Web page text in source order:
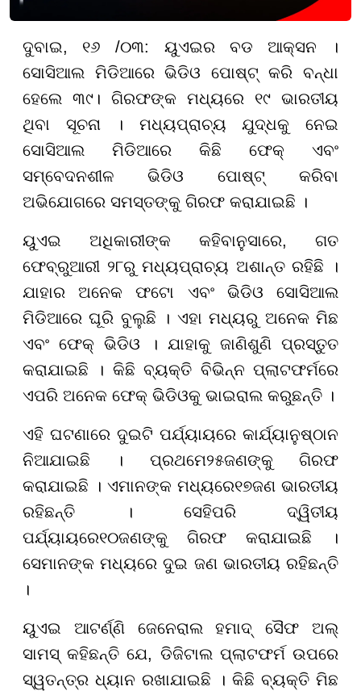
ଦୁବାଇ, ୧୬ /୦୩: ୟୁଏଇର ବଡ ଆକ୍ସନ ।
ସୋସିଆଲ ମିଡିଆରେ ଭିଡିଓ ପୋଷ୍ଟ୍ କରି ବନ୍ଧା
ହେଲେ ୩୯ । ଗିରଫଙ୍କ ମଧ୍ୟରେ ୧୯ ଭାରତୀୟ
ଥିବା ସୂଚନା । ମଧ୍ୟପ୍ରାଚ୍ୟ ଯୁଦ୍ଧକୁ ନେଇ
ସୋସିଆଲ ମିଡିଆରେ କିଛି ଫେକ୍ ଏବଂ
ସମ୍ବେଦନଶୀଳ ଭିଡିଓ ପୋଷ୍ଟ୍ କରିବା
ଅଭିଯୋଗରେ ସମସ୍ତଙ୍କୁ ଗିରଫ କରାଯାଇଛି ।
ୟୁଏଇ ଅଧିକାରୀଙ୍କ କହିବାନୁସାରେ, ଗତ
ଫେବ୍ରୁଆରୀ ୨୮ରୁ ମଧ୍ୟପ୍ରାଚ୍ୟ ଅଶାନ୍ତ ରହିଛି ।
ଯାହାର ଅନେକ ଫଟୋ ଏବଂ ଭିଡିଓ ସୋସିଆଲ
ମିଡିଆରେ ଘୂରି ବୁଲୁଛି । ଏହା ମଧ୍ୟରୁ ଅନେକ ମିଛ
ଏବଂ ଫେକ୍ ଭିଡିଓ । ଯାହାକୁ ଜାଣିଶୁଣି ପ୍ରସ୍ତୁତ
କରାଯାଇଛି । କିଛି ବ୍ୟକ୍ତି ବିଭିନ୍ନ ପ୍ଲାଟଫର୍ମରେ
ଏପରି ଅନେକ ଫେକ୍ ଭିଡିଓକୁ ଭାଇରାଲ କରୁଛନ୍ତି ।
ଏହି ଘଟଣାରେ ଦୁଇଟି ପର୍ଯ୍ୟାୟରେ କାର୍ଯ୍ୟାନୁଷ୍ଠାନ
ନିଆଯାଇଛି । ପ୍ରଥମେ୨୫ଜଣଙ୍କୁ ଗିରଫ
କରାଯାଇଛି । ଏମାନଙ୍କ ମଧ୍ୟରେ୧୭ଜଣ ଭାରତୀୟ
ରହିଛନ୍ତି । ସେହିପରି ଦ୍ୱିତୀୟ
ପର୍ଯ୍ୟାୟରେ୧୦ଜଣଙ୍କୁ ଗିରଫ କରାଯାଇଛି ।
ସେମାନଙ୍କ ମଧ୍ୟରେ ଦୁଇ ଜଣ ଭାରତୀୟ ରହିଛନ୍ତି
।
ୟୁଏଇ ଆଟର୍ଣ୍ଣି ଜେନେରାଲ ହମାଦ୍ ସୈଫ ଅଲ୍
ସାମସ୍ କହିଛନ୍ତି ଯେ, ଡିଜିଟାଲ ପ୍ଲାଟଫର୍ମ ଉପରେ
ସ୍ୱତନ୍ତ୍ର ଧ୍ୟାନ ରଖାଯାଇଛି । କିଛି ବ୍ୟକ୍ତି ମିଛ